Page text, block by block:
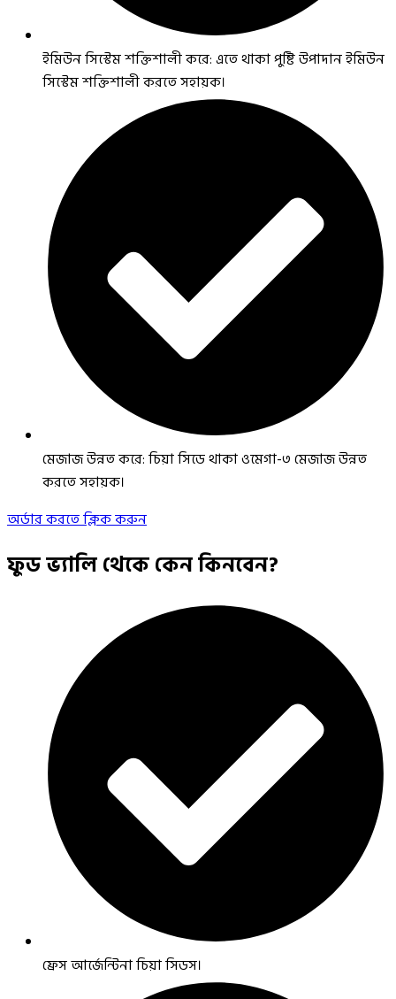
ইমিউন সিস্টেম শক্তিশালী করে: এতে থাকা পুষ্টি উপাদান ইমিউন
সিস্টেম শক্তিশালী করতে সহায়ক।
মেজাজ উন্নত করে: চিয়া সিডে থাকা ওমেগা-৩ মেজাজ উন্নত
করতে সহায়ক।
অর্ডার করতে ক্লিক করুন
ফুড ভ্যালি থেকে কেন কিনবেন?
ফ্রেস আর্জেন্টিনা চিয়া সিডস।